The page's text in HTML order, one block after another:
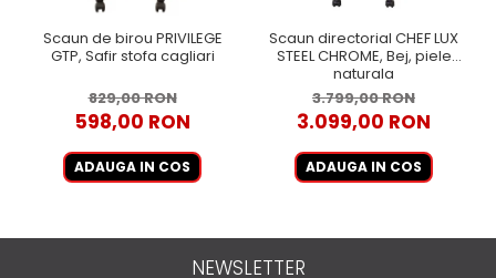
Scaun de birou PRIVILEGE
GTP, Safir stofa cagliari
829,00 RON
598,00 RON
ADAUGA IN COS
Scaun directorial CHEF LUX
STEEL CHROME, Bej, piele
naturala
3.799,00 RON
3.099,00 RON
ADAUGA IN COS
NEWSLETTER